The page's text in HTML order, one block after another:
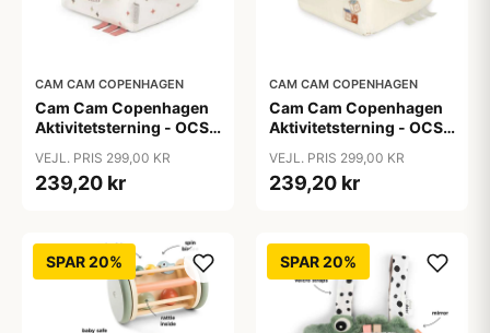
CAM CAM COPENHAGEN
Cam Cam Copenhagen
Aktivitetsterning - OCS -
VEJL. PRIS 299,00 KR
239,20 kr
CAM CAM COPENHAGEN
Cam Cam Copenhagen
Aktivitetsterning - OCS -
VEJL. PRIS 299,00 KR
239,20 kr
SPAR 20% SPAR 20%